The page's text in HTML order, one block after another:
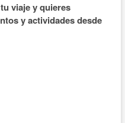
viaje y quieres
y actividades desde